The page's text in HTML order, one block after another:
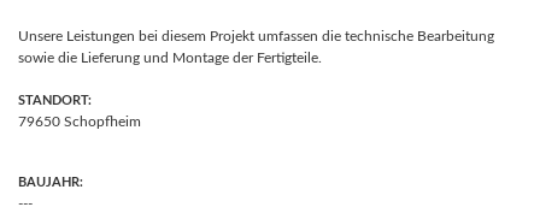
Unsere Leistungen bei diesem Projekt umfassen die technische Bearbeitung
sowie die Lieferung und Montage der Fertigteile.
STANDORT:
79650 Schopfheim
BAUJAHR:
---